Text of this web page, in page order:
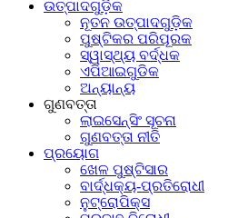
ଉତ୍ପାଦଗୁଡ଼ିକ
ନୂତନ ଉତ୍ପାଦଗୁଡ଼ିକ
ପୁଷ୍ଟିକର ପରିପୂରକ
ସ୍ୱାସ୍ଥ୍ୟ ବର୍ଦ୍ଧକ
ଏପିଆଇଗୁଡିକ
ଅନ୍ୟାନ୍ୟ
ଗୁଣବତ୍ତା
ଲାଇସେନ୍ସିଂ ସୂଚନା
ଗୁଣବତ୍ତା ନୀତି
ପ୍ରୟୋଗ
ଖେଳ ପୁଷ୍ଟିସାର
ବାର୍ଦ୍ଧକ୍ୟ-ପ୍ରତିରୋଧୀ
ନୁଟ୍ରୋପିକ୍ସ